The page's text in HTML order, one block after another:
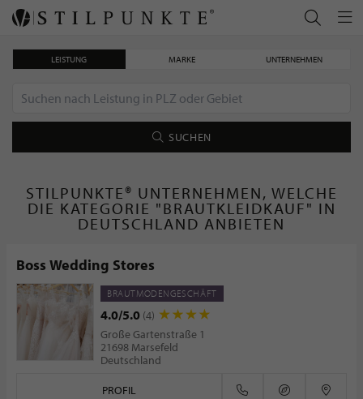
LEISTUNG MARKE UNTERNEHMEN
SUCHEN
STILPUNKTE® UNTERNEHMEN, WELCHE
DIE KATEGORIE "BRAUTKLEIDKAUF" IN
DEUTSCHLAND ANBIETEN
Boss Wedding Stores
BRAUTMODENGESCHÄFT
4.0/5.0 (4)
Große Gartenstraße 1
21698 Marsefeld
Deutschland
PROFIL